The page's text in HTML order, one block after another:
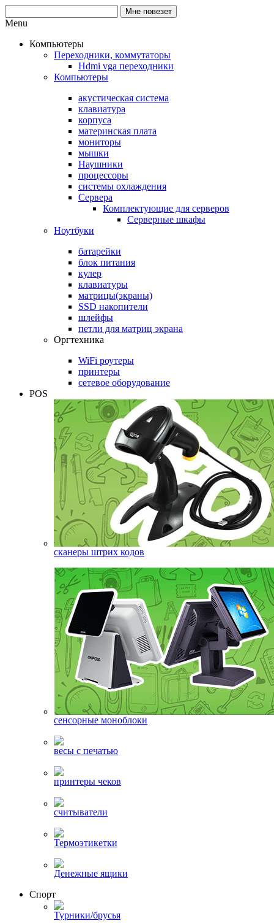
Menu
Компьютеры
Переходники, коммутаторы
Hdmi vga переходники
Компьютеры
акустическая система
клавиатура
корпуса
материнская плата
мониторы
мышки
Наушники
процессоры
системы охлаждения
Сервера
Комплектующие для серверов
Серверные шкафы
Ноутбуки
батарейки
блок питания
кулер
клавиатуры
матрицы(экраны)
SSD накопители
шлейфы
петли для матриц экрана
Оргтехника
WiFi роутеры
принтеры
сетевое оборудование
POS
сканеры штрих кодов
сенсорные моноблоки
весы с печатью
принтеры чеков
считыватели
Термоэтикетки
Денежные ящики
Спорт
Турники/брусья